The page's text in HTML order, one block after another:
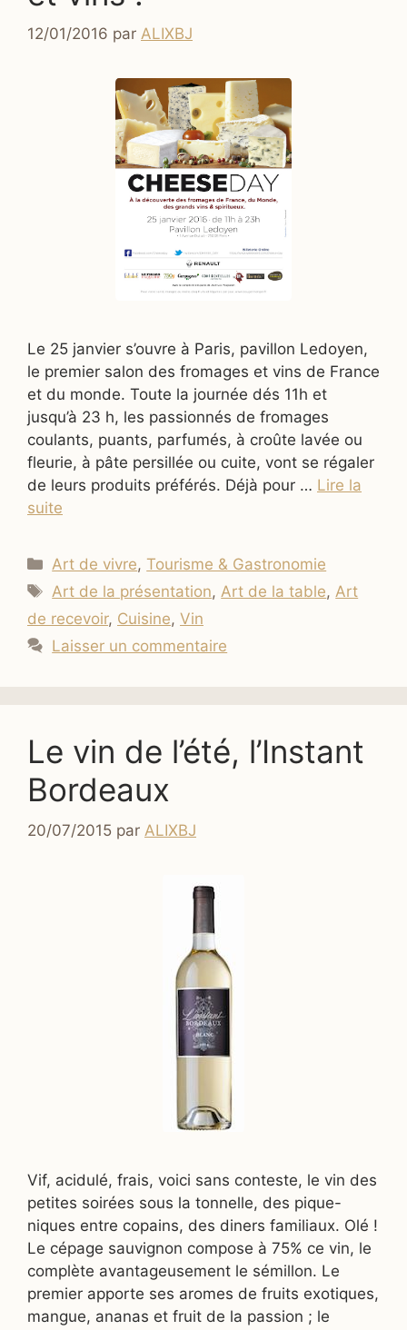
12/01/2016 par ALIXBJ
Le 25 janvier s’ouvre à Paris, pavillon Ledoyen,
le premier salon des fromages et vins de France
et du monde. Toute la journée dés 11h et
jusqu’à 23 h, les passionnés de fromages
coulants, puants, parfumés, à croûte lavée ou
fleurie, à pâte persillée ou cuite, vont se régaler
de leurs produits préférés. Déjà pour … Lire la
suite
Catégories
Art de vivre,Tourisme & Gastronomie
Étiquettes
Art de la présentation,Art de la table,Art
de recevoir, Cuisine, Vin
Laisser un commentaire
Le vin de l’été, l’Instant
Bordeaux
20/07/2015 par ALIXBJ
Vif, acidulé, frais, voici sans conteste, le vin des
petites soirées sous la tonnelle, des pique-
niques entre copains, des diners familiaux. Olé !
Le cépage sauvignon compose à 75% ce vin, le
complète avantageusement le sémillon. Le
premier apporte ses aromes de fruits exotiques,
mangue, ananas et fruit de la passion ; le